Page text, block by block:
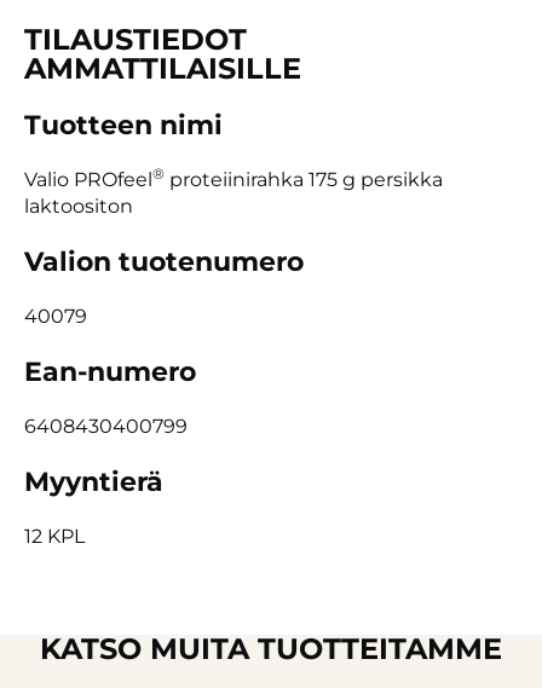
TILAUSTIEDOT
AMMATTILAISILLE
Tuotteen nimi
Valio PROfeel® proteiinirahka 175 g persikka
laktoositon
Valion tuotenumero
40079
Ean-numero
6408430400799
Myyntierä
12 KPL
KATSO MUITA TUOTTEITAMME